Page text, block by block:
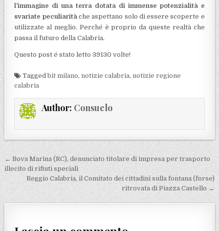
l’immagine di una terra dotata di immense potenzialità e
svariate peculiaritàche aspettano solo di essere scoperte e
utilizzate al meglio. Perché è proprio da queste realtà che
passa il futuro della Calabria.
Questo post é stato letto 39130 volte!
Taggedbit milano,notizie calabria,notizie regione
calabria
Author: Consuelo
Navigazione articoli
← Bova Marina (RC), denunciato titolare di impresa per trasporto
illecito di rifiuti speciali
Reggio Calabria, il Comitato dei cittadini sulla fontana (forse)
ritrovata di Piazza Castello →